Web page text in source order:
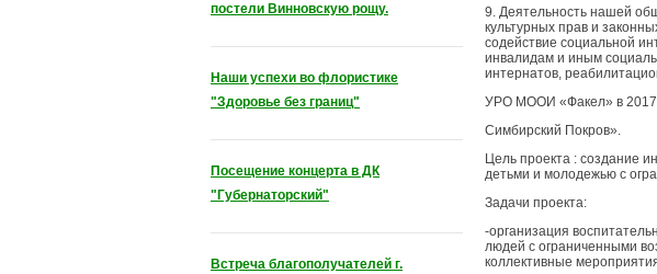
постели Винновскую рощу.
Наши успехи во флористике
"Здоровье без границ"
Посещение концерта в ДК
"Губернаторский"
Встреча благополучателей г.
9. Деятельность нашей
культурных прав и
содействие социальной
инвалидам и иным
интернатов,
УРО МООИ «Факел» в 2017
Симбирский Покров».
Цель проекта : создание
детьми и молодежью с
Задачи проекта:
-организация
людей с ограниченными
коллективные